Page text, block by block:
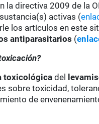
la directiva 2009 de la
activas (
los artículos en este
antiparasitarios (
toxicológica del
sobre toxicidad,
de